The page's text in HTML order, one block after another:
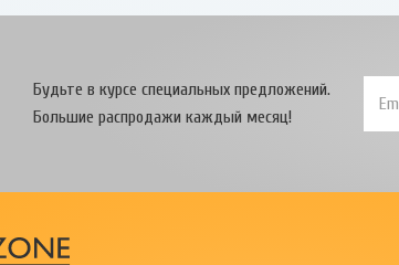
Будьте в курсе специальных предложений.
Большие распродажи каждый месяц!